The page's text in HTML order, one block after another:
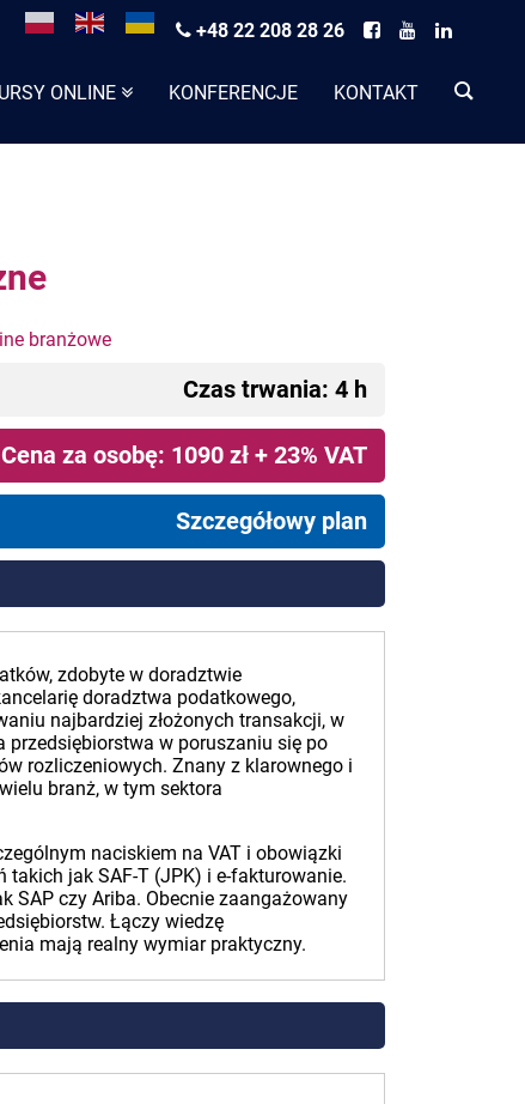
ONLINE KONFERENCJE KONTAKT
+48 22 208 28 26
branżowe
Czas trwania: 4 h
Cena za osobę: 1090 zł + 23% VAT
Szczegółowy plan
zdobyte w doradztwie
doradztwa podatkowego,
najbardziej złożonych transakcji, w
przedsiębiorstwa w poruszaniu się po
rozliczeniowych. Znany z klarownego i
branż, w tym sektora
naciskiem na VAT i obowiązki
jak SAF-T (JPK) i e-fakturowanie.
SAP czy Ariba. Obecnie zaangażowany
Łączy wiedzę
mają realny wymiar praktyczny.